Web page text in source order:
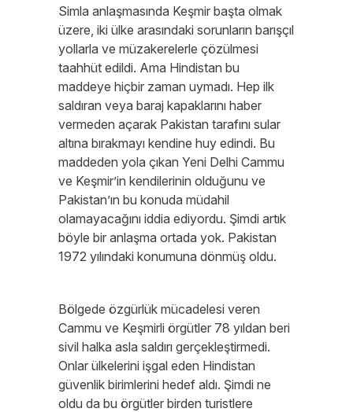
Simla anlaşmasında Keşmir başta olmak
üzere, iki ülke arasındaki sorunların barışçıl
yollarla ve müzakerelerle çözülmesi
taahhüt edildi. Ama Hindistan bu
maddeye hiçbir zaman uymadı. Hep ilk
saldıran veya baraj kapaklarını haber
vermeden açarak Pakistan tarafını sular
altına bırakmayı kendine huy edindi. Bu
maddeden yola çıkan Yeni Delhi Cammu
ve Keşmir’in kendilerinin olduğunu ve
Pakistan’ın bu konuda müdahil
olamayacağını iddia ediyordu. Şimdi artık
böyle bir anlaşma ortada yok. Pakistan
1972 yılındaki konumuna dönmüş oldu.
Bölgede özgürlük mücadelesi veren
Cammu ve Keşmirli örgütler 78 yıldan beri
sivil halka asla saldırı gerçekleştirmedi.
Onlar ülkelerini işgal eden Hindistan
güvenlik birimlerini hedef aldı. Şimdi ne
oldu da bu örgütler birden turistlere